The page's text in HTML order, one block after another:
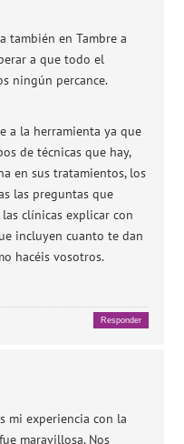
también en Tambre a
a que todo el
ningún percance.
a la herramienta ya que
de técnicas que hay,
en sus tratamientos, los
las preguntas que
clínicas explicar con
incluyen cuanto te dan
hacéis vosotros.
Responder
mi experiencia con la
maravillosa. Nos